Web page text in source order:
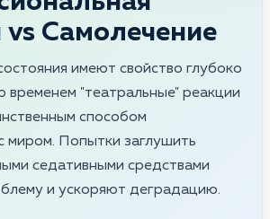
vs Самолечение
имеют свойство глубоко
временем "театральные" реакции
способом
миром. Попытки заглушить
седативными средствами
и ускоряют деградацию.